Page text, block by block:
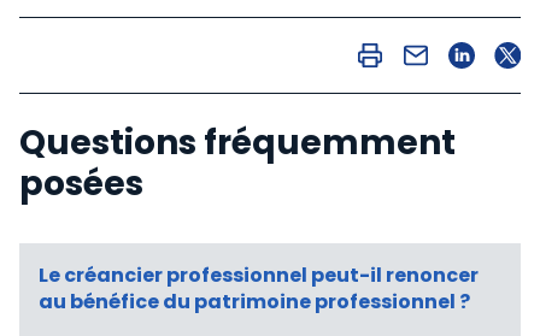
Questions fréquemment
posées
Le créancier professionnel peut-il renoncer
au bénéfice du patrimoine professionnel ?